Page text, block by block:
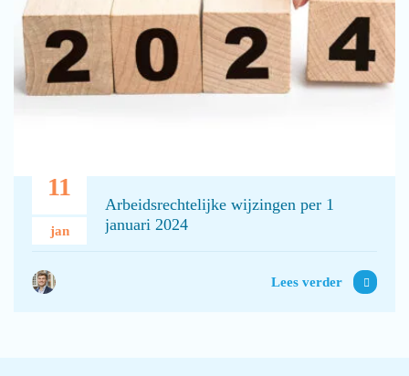
11
jan
Arbeidsrechtelijke wijzingen per 1
januari 2024
Lees verder